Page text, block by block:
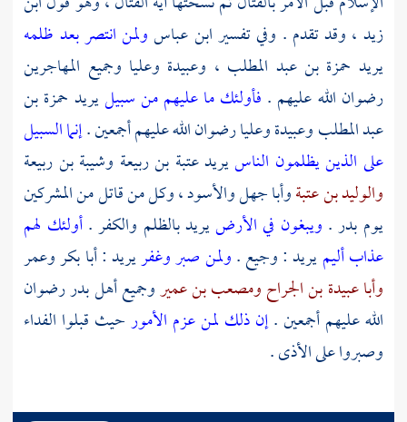
زيد ، وقد تقدم . وفي تفسيرابن عباسولمن انتصر بعد ظلمه
يريد حمزة بن عبد المطلب ، وعبيدة وعليا وجميع المهاجرين
رضوان الله عليهم . فأولئك ما عليهم من سبيليريد حمزة بن
عبد المطلبوعبيدةوعليارضوان الله عليهم أجمعين .إنما السبيل
على الذين يظلمون الناسيريدعتبة بن ربيعة وشيبة بن ربيعة
والوليد بن عتبةوأبا جهلوالأسود، وكل من قاتل من المشركين
يوم بدر. ويبغون في الأرضيريد بالظلم والكفر .أولئك لهم
عذاب أليميريد : وجيع .ولمن صبر وغفريريد :أبا بكروعمر
وأبا عبيدة بن الجراحومصعب بن عميروجميع أهلبدررضوان
الله عليهم أجمعين .إن ذلك لمن عزم الأمورحيث قبلوا الفداء
وصبروا على الأذى .